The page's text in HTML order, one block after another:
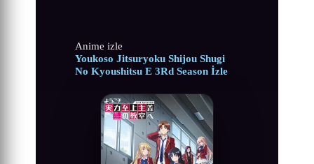
Anime izle
Youkoso Jitsuryoku Shijou Shugi
No Kyoushitsu E 3Rd Season İzle